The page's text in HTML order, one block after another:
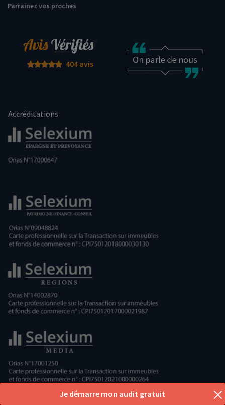
Je démarre mon audit gratuit
Parrainez vos proches
404 avis
Accréditations